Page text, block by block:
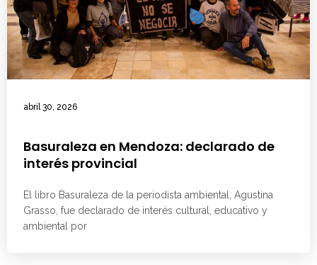
abril 30, 2026
Basuraleza en Mendoza: declarado de
interés provincial
El libro Basuraleza de la periodista ambiental, Agustina
Grasso, fue declarado de interés cultural, educativo y
ambiental por